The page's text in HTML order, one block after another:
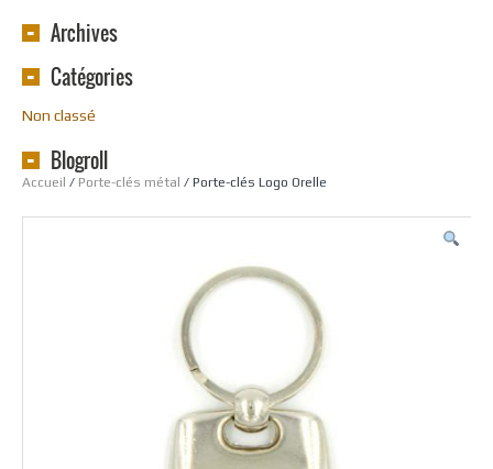
Accueil / Porte-clés métal / Porte-clés Logo Orelle
Archives
Catégories
Non classé
Blogroll